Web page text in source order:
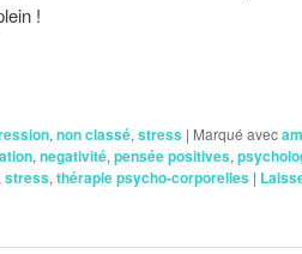
!
, non classé, stress | Marqué avec
, negativité, pensée positives,
stress, thérapie psycho-corporelles |